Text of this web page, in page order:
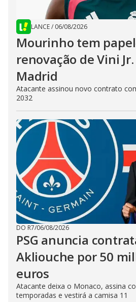
LANCE/ 06/08/2026
Mourinho tem
renovação de Vini
Madrid
Atacante assinou novo contrato
2032
DO R7/06/08/2026
PSG anuncia
Akliouche por 50
euros
Atacante deixa o Monaco, assina
temporadas e vestirá a camisa 11